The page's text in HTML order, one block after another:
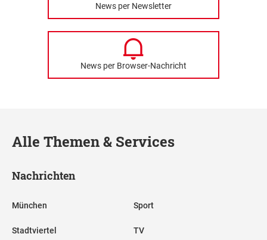
News per Newsletter
News per Browser-Nachricht
Alle Themen & Services
Nachrichten
München
Stadtviertel
Sport
TV